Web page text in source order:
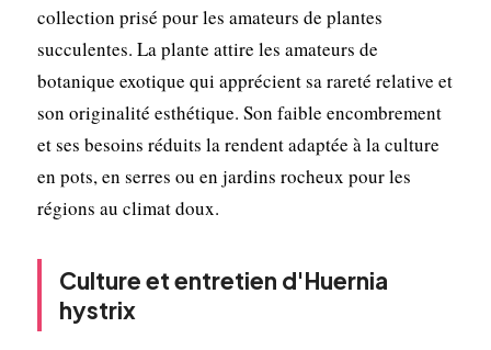
collection prisé pour les amateurs de plantes
succulentes. La plante attire les amateurs de
botanique exotique qui apprécient sa rareté relative et
son originalité esthétique. Son faible encombrement
et ses besoins réduits la rendent adaptée à la culture
en pots, en serres ou en jardins rocheux pour les
régions au climat doux.
Culture et entretien d'Huernia
hystrix